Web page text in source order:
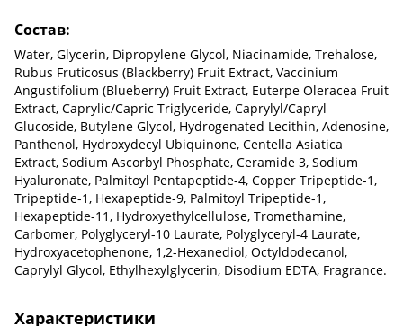
Состав:
Water, Glycerin, Dipropylene Glycol, Niacinamide, Trehalose,
Rubus Fruticosus (Blackberry) Fruit Extract, Vaccinium
Angustifolium (Blueberry) Fruit Extract, Euterpe Oleracea Fruit
Extract, Caprylic/​Capric Triglyceride, Caprylyl/​Capryl
Glucoside, Butylene Glycol, Hydrogenated Lecithin, Adenosine,
Panthenol, Hydroxydecyl Ubiquinone, Centella Asiatica
Extract, Sodium Ascorbyl Phosphate, Ceramide 3, Sodium
Hyaluronate, Palmitoyl Pentapeptide-4, Copper Tripeptide-1,
Tripeptide-1, Hexapeptide-9, Palmitoyl Tripeptide-1,
Hexapeptide-11, Hydroxyethylcellulose, Tromethamine,
Carbomer, Polyglyceryl-10 Laurate, Polyglyceryl-4 Laurate,
Hydroxyacetophenone, 1,2-Hexanediol, Octyldodecanol,
Caprylyl Glycol, Ethylhexylglycerin, Disodium EDTA, Fragrance.
Характеристики